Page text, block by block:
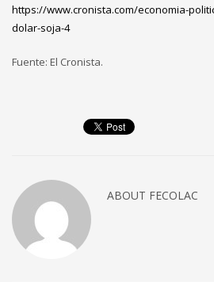
El
Gobierno
el
¿Hasta
https://www.cronista.com/economia-
dolar-soja-4
Fuente: El Cronista.
ABOUT FECOLAC